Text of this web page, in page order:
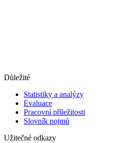
Důležité
Statistiky a analýzy
Evaluace
Pracovní příležitosti
Slovník pojmů
Užitečné odkazy